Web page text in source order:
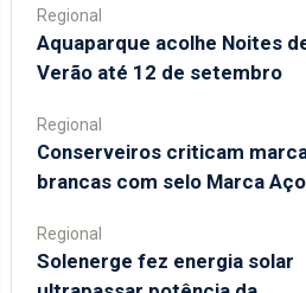
Regional
Aquaparque acolhe Noites
Verão até 12 de setembro
Regional
Conserveiros criticam
brancas com selo Marca
Regional
Solenerge fez energia solar